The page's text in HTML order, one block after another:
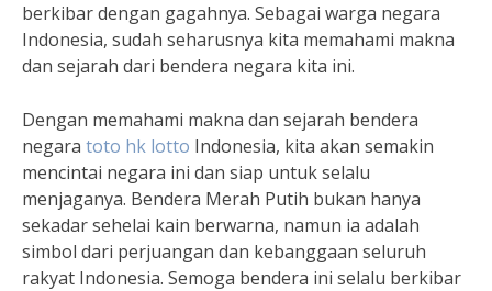
berkibar dengan gagahnya. Sebagai warga negara
Indonesia, sudah seharusnya kita memahami makna
dan sejarah dari bendera negara kita ini.
Dengan memahami makna dan sejarah bendera
negara toto hk lotto Indonesia, kita akan semakin
mencintai negara ini dan siap untuk selalu
menjaganya. Bendera Merah Putih bukan hanya
sekadar sehelai kain berwarna, namun ia adalah
simbol dari perjuangan dan kebanggaan seluruh
rakyat Indonesia. Semoga bendera ini selalu berkibar